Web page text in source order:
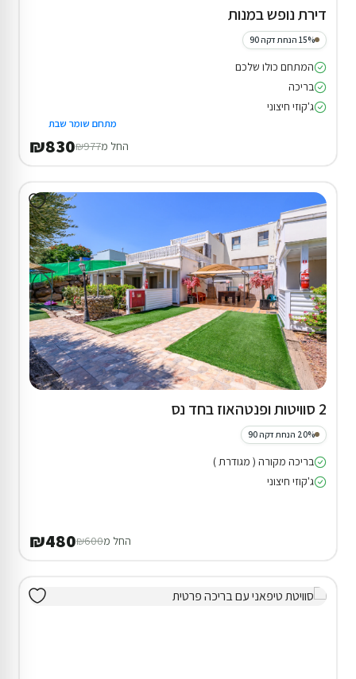
דירת נופש במנות
15% הנחת דקה 90
המתחם כולו שלכם
בריכה
ג'קוזי חיצוני
מתחם שומר שבת
החל מ₪977
₪830
2 סוויטות ופנטהאוז בחד נס
20% הנחת דקה 90
בריכה מקורה ( מגודרת )
ג'קוזי חיצוני
החל מ₪600
₪480